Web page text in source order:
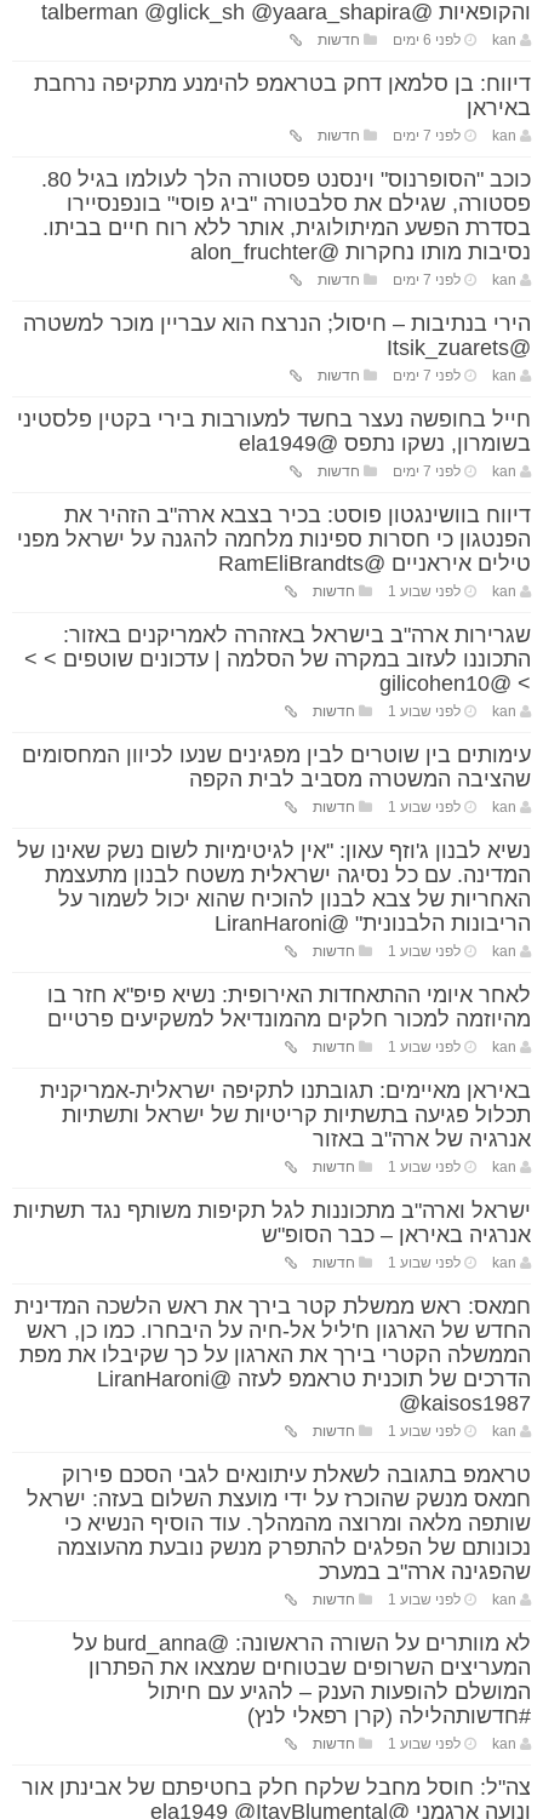
והקופאיות @talberman @glick_sh @yaara_shapira
kan לפני 6 ימים חדשות
דיווח: בן סלמאן דחק בטראמפ להימנע מתקיפה נרחבת
באיראן
kan לפני 7 ימים חדשות
כוכב "הסופרנוס" וינסנט פסטורה הלך לעולמו בגיל 80.
פסטורה, שגילם את סלבטורה "ביג פוסי" בונפנסיירו
בסדרת הפשע המיתולוגית, אותר ללא רוח חיים בביתו.
נסיבות מותו נחקרות @alon_fruchter
kan לפני 7 ימים חדשות
הירי בנתיבות – חיסול; הנרצח הוא עבריין מוכר למשטרה
@Itsik_zuarets
kan לפני 7 ימים חדשות
חייל בחופשה נעצר בחשד למעורבות בירי בקטין פלסטיני
בשומרון, נשקו נתפס @ela1949
kan לפני 7 ימים חדשות
דיווח בוושינגטון פוסט: בכיר בצבא ארה"ב הזהיר את
הפנטגון כי חסרות ספינות מלחמה להגנה על ישראל מפני
טילים איראניים @RamEliBrandts
kan לפני שבוע 1 חדשות
שגרירות ארה"ב בישראל באזהרה לאמריקנים באזור:
התכוננו לעזוב במקרה של הסלמה | עדכונים שוטפים > >
> @gilicohen10
kan לפני שבוע 1 חדשות
עימותים בין שוטרים לבין מפגינים שנעו לכיוון המחסומים
שהציבה המשטרה מסביב לבית הקפה
kan לפני שבוע 1 חדשות
נשיא לבנון ג'וזף עאון: "אין לגיטימיות לשום נשק שאינו של
המדינה. עם כל נסיגה ישראלית משטח לבנון מתעצמת
האחריות של צבא לבנון להוכיח שהוא יכול לשמור על
הריבונות הלבנונית" @LiranHaroni
kan לפני שבוע 1 חדשות
לאחר איומי ההתאחדות האירופית: נשיא פיפ"א חזר בו
מהיוזמה למכור חלקים מהמונדיאל למשקיעים פרטיים
kan לפני שבוע 1 חדשות
באיראן מאיימים: תגובתנו לתקיפה ישראלית-אמריקנית
תכלול פגיעה בתשתיות קריטיות של ישראל ותשתיות
אנרגיה של ארה"ב באזור
kan לפני שבוע 1 חדשות
ישראל וארה"ב מתכוננות לגל תקיפות משותף נגד תשתיות
אנרגיה באיראן – כבר הסופ"ש
kan לפני שבוע 1 חדשות
חמאס: ראש ממשלת קטר בירך את ראש הלשכה המדינית
החדש של הארגון ח'ליל אל-חיה על היבחרו. כמו כן, ראש
הממשלה הקטרי בירך את הארגון על כך שקיבלו את מפת
הדרכים של תוכנית טראמפ לעזה @LiranHaroni
@kaisos1987
kan לפני שבוע 1 חדשות
טראמפ בתגובה לשאלת עיתונאים לגבי הסכם פירוק
חמאס מנשק שהוכרז על ידי מועצת השלום בעזה: ישראל
שותפה מלאה ומרוצה מהמהלך. עוד הוסיף הנשיא כי
נכונותם של הפלגים להתפרק מנשק נובעת מהעוצמה
שהפגינה ארה"ב במערכ
kan לפני שבוע 1 חדשות
לא מוותרים על השורה הראשונה: @burd_anna על
המעריצים השרופים שבטוחים שמצאו את הפתרון
המושלם להופעות הענק – להגיע עם חיתול
#חדשותהלילה (קרן רפאלי לנץ)
kan לפני שבוע 1 חדשות
צה"ל: חוסל מחבל שלקח חלק בחטיפתם של אבינתן אור
ונועה ארגמני @ela1949 @ItayBlumental